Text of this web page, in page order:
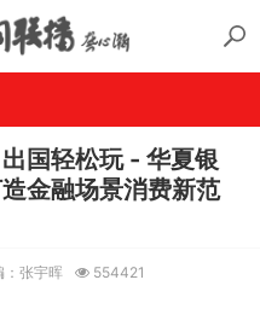
国轻松玩 - 华夏银
金融场景消费新范
：张宇晖 554421